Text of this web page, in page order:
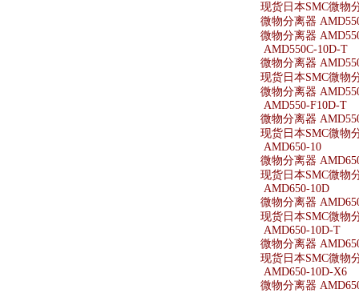
现货日本SMC微物
微物分离器
微物分离器
AMD550C-10D-T
微物分离器
现货日本SMC微物
微物分离器
AMD550-F10D-T
微物分离器
现货日本SMC微物
AMD650-10
微物分离器
现货日本SMC微物
AMD650-10D
微物分离器
现货日本SMC微物
AMD650-10D-T
微物分离器
现货日本SMC微物
AMD650-10D-X6
微物分离器